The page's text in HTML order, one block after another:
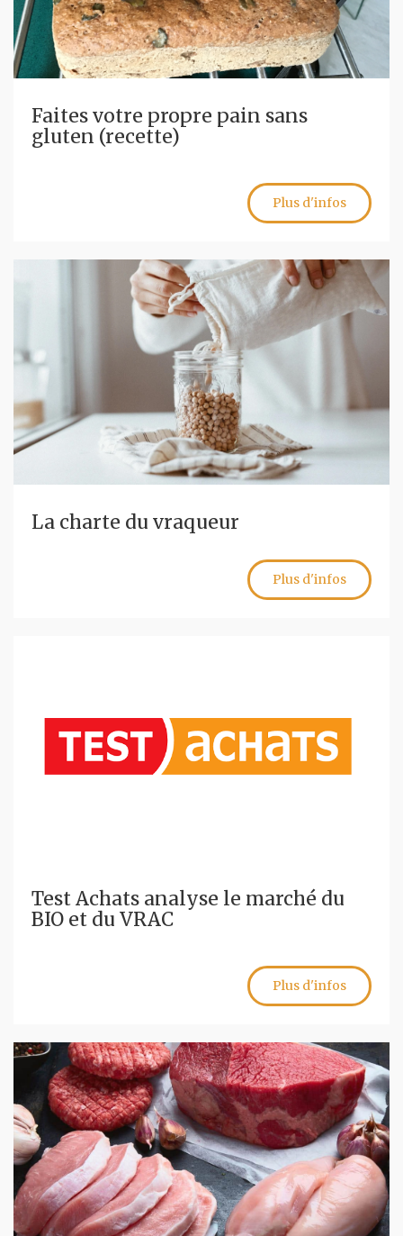
Faites votre propre pain sans
gluten (recette)
Plus d'infos
La charte du vraqueur
Plus d'infos
Test Achats analyse le marché du
BIO et du VRAC
Plus d'infos